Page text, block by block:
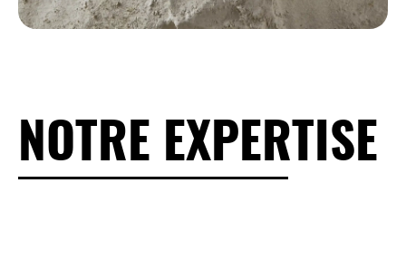
NOTRE EXPERTISE